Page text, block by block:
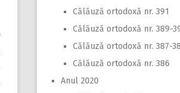
Călăuză ortodoxă nr. 391
Călăuză ortodoxă nr. 389-
Călăuză ortodoxă nr. 387-
Călăuză ortodoxă nr. 386
Anul 2020